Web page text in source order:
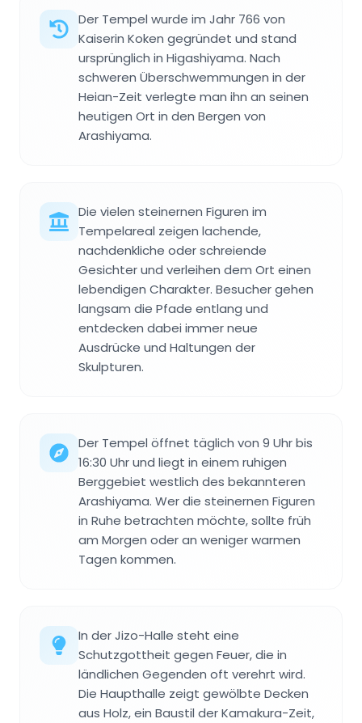
Der Tempel wurde im Jahr 766 von
Kaiserin Koken gegründet und stand
ursprünglich in Higashiyama. Nach
schweren Überschwemmungen in der
Heian-Zeit verlegte man ihn an seinen
heutigen Ort in den Bergen von
Arashiyama.
Die vielen steinernen Figuren im
Tempelareal zeigen lachende,
nachdenkliche oder schreiende
Gesichter und verleihen dem Ort einen
lebendigen Charakter. Besucher gehen
langsam die Pfade entlang und
entdecken dabei immer neue
Ausdrücke und Haltungen der
Skulpturen.
Der Tempel öffnet täglich von 9 Uhr bis
16:30 Uhr und liegt in einem ruhigen
Berggebiet westlich des bekannteren
Arashiyama. Wer die steinernen Figuren
in Ruhe betrachten möchte, sollte früh
am Morgen oder an weniger warmen
Tagen kommen.
In der Jizo-Halle steht eine
Schutzgottheit gegen Feuer, die in
ländlichen Gegenden oft verehrt wird.
Die Haupthalle zeigt gewölbte Decken
aus Holz, ein Baustil der Kamakura-Zeit,